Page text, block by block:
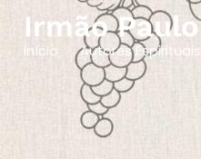
Irmão Paulo
Início Autores Espirituais